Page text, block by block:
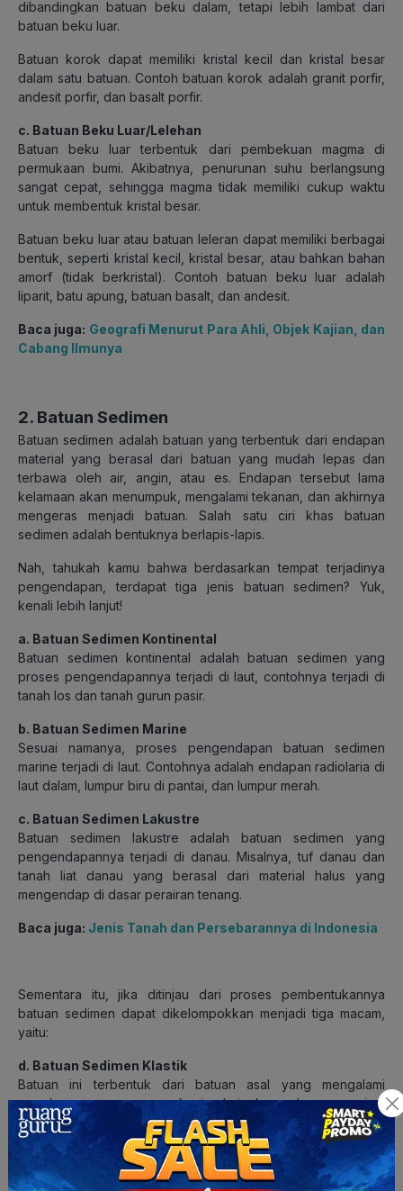
dibandingkan batuan beku dalam, tetapi lebih lambat dari
batuan beku luar.
Batuan korok dapat memiliki kristal kecil dan kristal besar
dalam satu batuan. Contoh batuan korok adalah granit porfir,
andesit porfir, dan basalt porfir.
c. Batuan Beku Luar/Lelehan
Batuan beku luar terbentuk dari pembekuan magma di
permukaan bumi. Akibatnya, penurunan suhu berlangsung
sangat cepat, sehingga magma tidak memiliki cukup waktu
untuk membentuk kristal besar.
Batuan beku luar atau batuan leleran dapat memiliki berbagai
bentuk, seperti kristal kecil, kristal besar, atau bahkan bahan
amorf (tidak berkristal). Contoh batuan beku luar adalah
liparit, batu apung, batuan basalt, dan andesit.
Baca juga: Geografi Menurut Para Ahli, Objek Kajian, dan
Cabang Ilmunya
2. Batuan Sedimen
Batuan sedimen adalah batuan yang terbentuk dari endapan
material yang berasal dari batuan yang mudah lepas dan
terbawa oleh air, angin, atau es. Endapan tersebut lama
kelamaan akan menumpuk, mengalami tekanan, dan akhirnya
mengeras menjadi batuan. Salah satu ciri khas batuan
sedimen adalah bentuknya berlapis-lapis.
Nah, tahukah kamu bahwa berdasarkan tempat terjadinya
pengendapan, terdapat tiga jenis batuan sedimen? Yuk,
kenali lebih lanjut!
a. Batuan Sedimen Kontinental
Batuan sedimen kontinental adalah batuan sedimen yang
proses pengendapannya terjadi di laut, contohnya terjadi di
tanah los dan tanah gurun pasir.
b. Batuan Sedimen Marine
Sesuai namanya, proses pengendapan batuan sedimen
marine terjadi di laut. Contohnya adalah endapan radiolaria di
laut dalam, lumpur biru di pantai, dan lumpur merah.
c. Batuan Sedimen Lakustre
Batuan sedimen lakustre adalah batuan sedimen yang
pengendapannya terjadi di danau. Misalnya, tuf danau dan
tanah liat danau yang berasal dari material halus yang
mengendap di dasar perairan tenang.
Baca juga: Jenis Tanah dan Persebarannya di Indonesia
Sementara itu, jika ditinjau dari proses pembentukannya
batuan sedimen dapat dikelompokkan menjadi tiga macam,
yaitu:
d. Batuan Sedimen Klastik
Batuan ini terbentuk dari batuan asal yang mengalami
penghancuran secara mekanis dari ukuran besar menjadi
kecil. Setelah itu, materialnya mengendap dan menyatu
membentuk batuan sedimen klastik. Contoh batuan sedimen
klastik adalah batuan konglomerat, batuan pasir, dan batu
lempung (shale).